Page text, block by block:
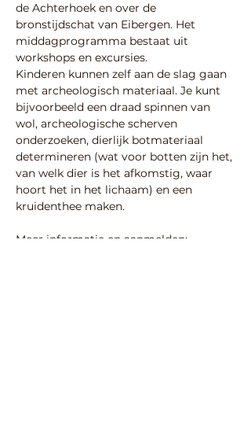
de Achterhoek en over de
bronstijdschat van Eibergen. Het
middagprogramma bestaat uit
workshops en excursies.
Kinderen kunnen zelf aan de slag gaan
met archeologisch materiaal. Je kunt
bijvoorbeeld een draad spinnen van
wol, archeologische scherven
onderzoeken, dierlijk botmateriaal
determineren (wat voor botten zijn het,
van welk dier is het afkomstig, waar
hoort het in het lichaam) en een
kruidenthee maken.
Meer informatie en aanmelden: